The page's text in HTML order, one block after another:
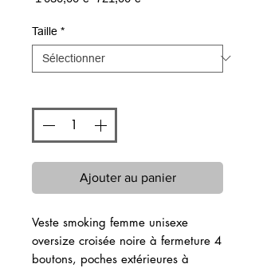
Taille *
Ajouter au panier
Veste smoking femme unisexe
oversize croisée noire à fermeture 4
boutons, poches extérieures à